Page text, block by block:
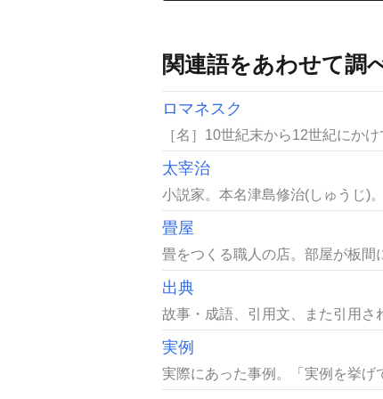
関連語をあわせて調
ロマネスク
［名］10世紀末から12世紀にか
太宰治
小説家。本名津島修治(しゅうじ)
畳屋
畳をつくる職人の店。部屋が板
出典
故事・成語、引用文、また引用
実例
実際にあった事例。「実例を挙げ